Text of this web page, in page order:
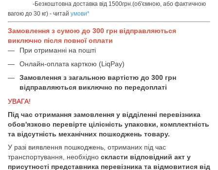
-Безкоштовна доставка від 1500грн.(об'ємною, або фактичною
вагою до 30 кг) - читай умови*
Замовлення з сумою до 300 грн відправляються
виключно після повної оплати
При отриманні на пошті
Онлайн-оплата карткою (LiqPay)
Замовлення з загальною вартістю до 300 грн
відправляються виключно по передоплаті
УВАГА!
Під час отримання замовлення у відділенні перевізника
обов'язково перевірте цілісність упаковки, комплектність
та відсутність механічних пошкоджень товару.
У разі виявлення пошкоджень, отриманих під час
транспортування, необхідно скласти відповідний акт у
присутності представника перевізника та відмовитися від